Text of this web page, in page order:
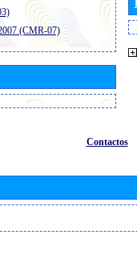
(CMR-07)
Contactos